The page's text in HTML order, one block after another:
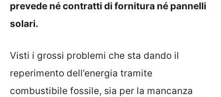
prevede né contratti di fornitura né pannelli
solari.
Visti i grossi problemi che sta dando il
reperimento dell’energia tramite
combustibile fossile, sia per la mancanza